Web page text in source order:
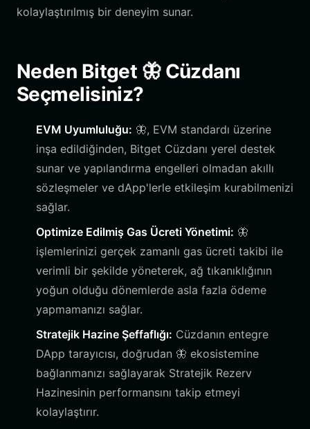
kolaylaştırılmış bir deneyim sunar.
Neden Bitget 🦋 Cüzdanı
Seçmelisiniz?
EVM Uyumluluğu: 🦋, EVM standardı üzerine
inşa edildiğinden, Bitget Cüzdanı yerel destek
sunar ve yapılandırma engelleri olmadan akıllı
sözleşmeler ve dApp'lerle etkileşim kurabilmenizi
sağlar.
Optimize Edilmiş Gas Ücreti Yönetimi: 🦋
işlemlerinizi gerçek zamanlı gas ücreti takibi ile
verimli bir şekilde yöneterek, ağ tıkanıklığının
yoğun olduğu dönemlerde asla fazla ödeme
yapmamanızı sağlar.
Stratejik Hazine Şeffaflığı: Cüzdanın entegre
DApp tarayıcısı, doğrudan 🦋 ekosistemine
bağlanmanızı sağlayarak Stratejik Rezerv
Hazinesinin performansını takip etmeyi
kolaylaştırır.